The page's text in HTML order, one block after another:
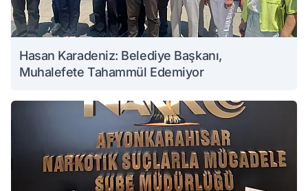
Hasan Karadeniz: Belediye Başkanı,
Muhalefete Tahammül Edemiyor